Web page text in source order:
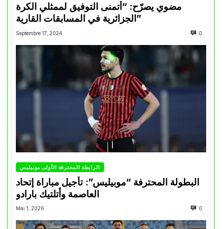
مضوي يصرّح: “أتمنى التوفيق لممثلي الكرة
الجزائرية في المسابقات القارية”
Septembre 17, 2024 0
الرابطة المحترفة الأولى موبيليس
البطولة المحترفة “موبيليس”: تأجيل مباراة إتحاد
العاصمة وأتلتيك بارادو
Mai 1, 2026 0